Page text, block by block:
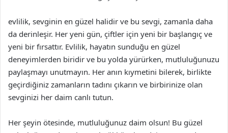
evlilik, sevginin en güzel halidir ve bu sevgi, zamanla daha
da derinleşir. Her yeni gün, çiftler için yeni bir başlangıç ve
yeni bir fırsattır. Evlilik, hayatın sunduğu en güzel
deneyimlerden biridir ve bu yolda yürürken, mutluluğunuzu
paylaşmayı unutmayın. Her anın kıymetini bilerek, birlikte
geçirdiğiniz zamanların tadını çıkarın ve birbirinize olan
sevginizi her daim canlı tutun.
Her şeyin ötesinde, mutluluğunuz daim olsun! Bu güzel